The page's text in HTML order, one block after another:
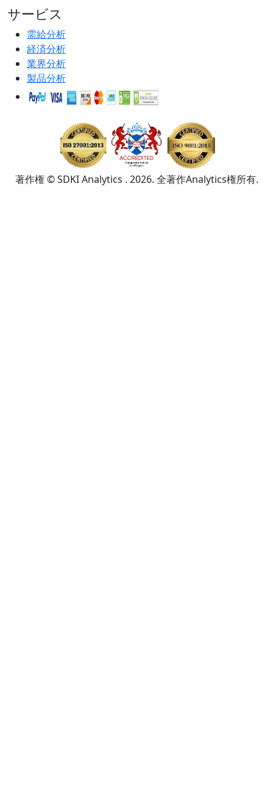
サービス
需給分析
経済分析
業界分析
製品分析
著作権 © SDKI Analytics . 2026. 全著作Analytics権所有.